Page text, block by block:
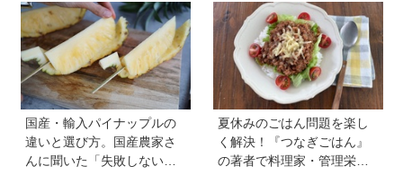
国産・輸入パイナップルの
違いと選び方。国産農家さ
んに聞いた「失敗しない見
夏休みのごはん問題を楽し
く解決！『つなぎごはん』
の著者で料理家・管理栄養